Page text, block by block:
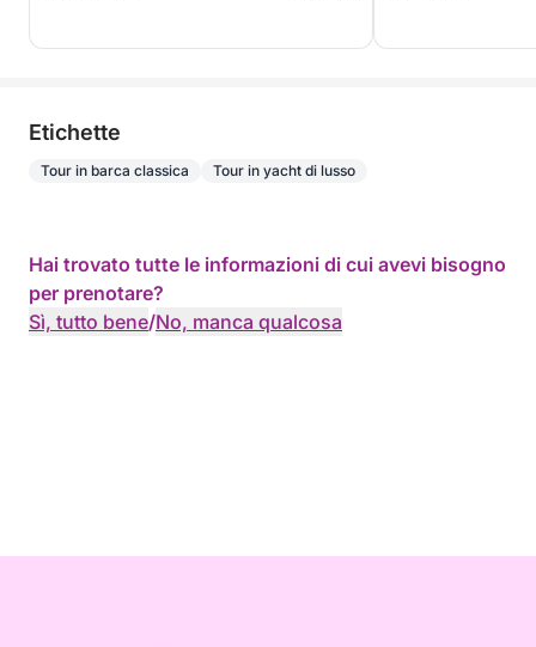
Etichette
Tour in barca classica Tour in yacht di lusso
Hai trovato tutte le informazioni di cui avevi bisogno
per prenotare?
Sì, tutto bene/No, manca qualcosa